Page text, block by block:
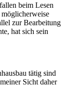
beim Lesen
zur Bearbeitung
hat sich sein
tätig sind
Sicht daher